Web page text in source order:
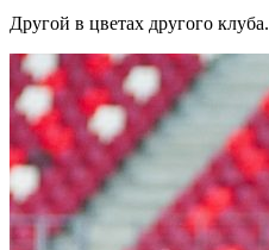
Другой в цветах другого клуба.